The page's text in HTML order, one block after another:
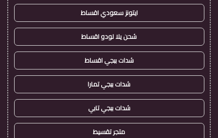
ايتونز سعودي اقساط
شحن يلا لودو اقساط
شدات ببجي اقساط
شدات ببجي تمارا
شدات ببجي تابي
متجر تقسيط